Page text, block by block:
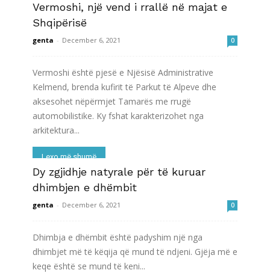
Vermoshi, një vend i rrallë në majat e
Shqipërisë
genta - December 6, 2021 0
Vermoshi është pjesë e Njësisë Administrative
Kelmend, brenda kufirit të Parkut të Alpeve dhe
aksesohet nëpërmjet Tamarës me rrugë
automobilistike. Ky fshat karakterizohet nga
arkitektura...
Lexo më shumë
Dy zgjidhje natyrale për të kuruar
dhimbjen e dhëmbit
genta - December 6, 2021 0
Dhimbja e dhëmbit është padyshim një nga
dhimbjet më të këqija që mund të ndjeni. Gjëja më e
keqe është se mund të keni...